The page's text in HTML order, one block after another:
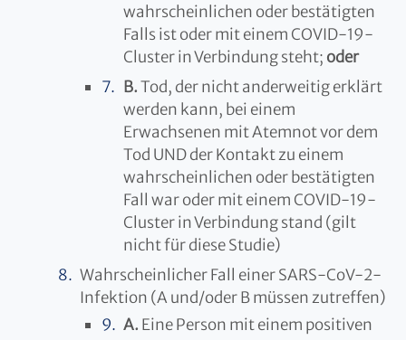
wahrscheinlichen oder bestätigten
Falls ist oder mit einem COVID-19-
Cluster in Verbindung steht; oder
B.Tod, der nicht anderweitig erklärt
werden kann, bei einem
Erwachsenen mit Atemnot vor dem
Tod UND der Kontakt zu einem
wahrscheinlichen oder bestätigten
Fall war oder mit einem COVID-19-
Cluster in Verbindung stand (gilt
nicht für diese Studie)
Wahrscheinlicher Fall einer SARS-CoV-2-
Infektion (A und/oder B müssen zutreffen)
A. Eine Person mit einem positiven